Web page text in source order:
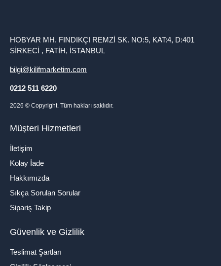
HOBYAR MH. FINDIKÇI REMZİ SK. NO:5, KAT:4, D:401
SİRKECİ , FATİH, İSTANBUL
bilgi@kilifmarketim.com
0212 511 6220
2026 © Copyright. Tüm hakları saklıdır.
Müşteri Hizmetleri
İletişim
Kolay İade
Hakkımızda
Sıkça Sorulan Sorular
Sipariş Takip
Güvenlik ve Gizlilik
Teslimat Şartları